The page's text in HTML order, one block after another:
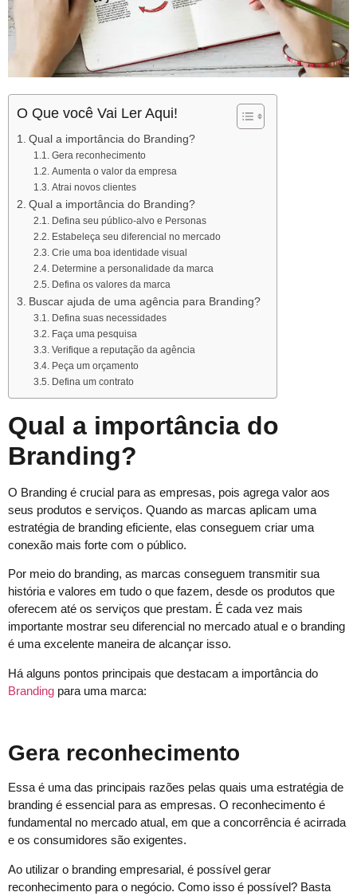
O Que você Vai Ler Aqui!
Qual a importância do Branding?
Gera reconhecimento
Aumenta o valor da empresa
Atrai novos clientes
Qual a importância do Branding?
Defina seu público-alvo e Personas
Estabeleça seu diferencial no mercado
Crie uma boa identidade visual
Determine a personalidade da marca
Defina os valores da marca
Buscar ajuda de uma agência para Branding?
Defina suas necessidades
Faça uma pesquisa
Verifique a reputação da agência
Peça um orçamento
Defina um contrato
Qual a importância do
Branding?
O Branding é crucial para as empresas, pois agrega valor aos
seus produtos e serviços. Quando as marcas aplicam uma
estratégia de branding eficiente, elas conseguem criar uma
conexão mais forte com o público.
Por meio do branding, as marcas conseguem transmitir sua
história e valores em tudo o que fazem, desde os produtos que
oferecem até os serviços que prestam. É cada vez mais
importante mostrar seu diferencial no mercado atual e o branding
é uma excelente maneira de alcançar isso.
Há alguns pontos principais que destacam a importância do
Branding para uma marca:
Gera reconhecimento
Essa é uma das principais razões pelas quais uma estratégia de
branding é essencial para as empresas. O reconhecimento é
fundamental no mercado atual, em que a concorrência é acirrada
e os consumidores são exigentes.
Ao utilizar o branding empresarial, é possível gerar
reconhecimento para o negócio. Como isso é possível? Basta